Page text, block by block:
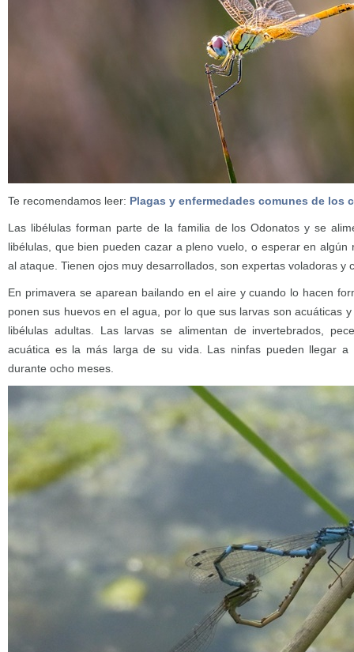
Te recomendamos leer: Plagas y enfermedades comunes de los
Las libélulas forman parte de la familia de los Odonatos y se
libélulas, que bien pueden cazar a pleno vuelo, o esperar en algún
al ataque. Tienen ojos muy desarrollados, son expertas voladoras y
En primavera se aparean bailando en el aire y cuando lo hacen
ponen sus huevos en el agua, por lo que sus larvas son acuáticas
libélulas adultas. Las larvas se alimentan de invertebrados,
acuática es la más larga de su vida. Las ninfas pueden llegar
durante ocho meses.